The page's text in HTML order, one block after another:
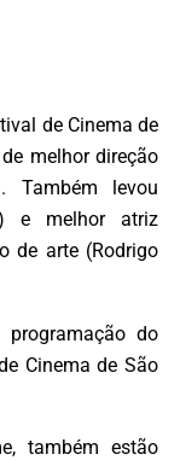
de Cinema de
melhor direção
Também levou
e melhor atriz
de arte (Rodrigo
do
Cinema de São
também estão